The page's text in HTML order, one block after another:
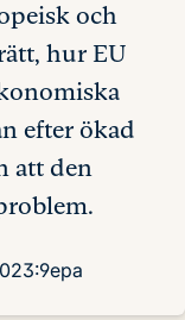
och
hur EU
efter ökad
att den